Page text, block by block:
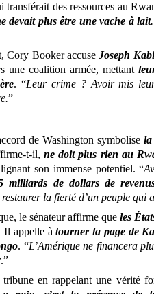
transférait des ressources au
devait plus être une vache à lait
Cory Booker accuseJoseph
une coalition armée, mettant
. “Leur crime ? Avoir mis
”
de Washington symbolise la
t-il,ne doit plus rien au
son immense potentiel. “
milliards de dollars de
la fierté d’un peuple qui
le sénateur affirme que les
Il appelle àtourner la page de
. “L’Amérique ne financera
.”
en rappelant une vérité